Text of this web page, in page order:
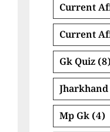
Current
Current
Gk Quiz (8)
Mp Gk (4)